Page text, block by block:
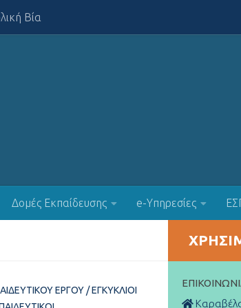
Βία
Δομές Εκπαίδευσης e-Υπηρεσίες
ΈΡΓΟΥ /ΕΓΚΎΚΛΙΟΙ